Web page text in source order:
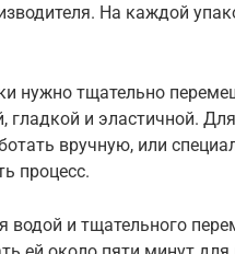
На каждой
нужно тщательно
гладкой и эластичной.
вручную, или
процесс.
водой и тщательного